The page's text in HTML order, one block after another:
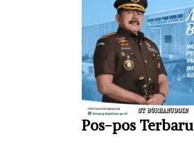
Pos-pos Terbaru